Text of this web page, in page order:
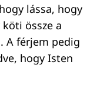
lássa, hogy
össze a
A férjem pedig
hogy Isten